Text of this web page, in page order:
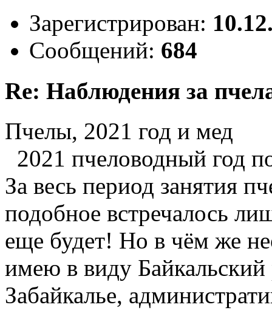
Зарегистрирован:
Сообщений: 684
Re: Наблюдения за
Пчелы, 2021 год и мед
2021 пчеловодный год
За весь период занятия
подобное встречалось
еще будет! Но в чём же
имею в виду
Забайкалье,